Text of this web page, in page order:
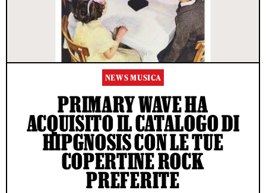
NEWS MUSICA
PRIMARY WAVE HA
ACQUISITO IL CATALOGO DI
HIPGNOSIS CON LE TUE
COPERTINE ROCK
PREFERITE